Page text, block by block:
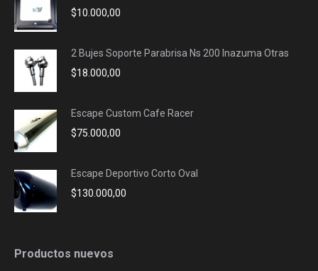
$10.000,00
2 Bujes Soporte Parabrisa Ns 200 Inazuma Otras
$18.000,00
Escape Custom Cafe Racer
$75.000,00
Escape Deportivo Corto Oval
$130.000,00
Productos nuevos